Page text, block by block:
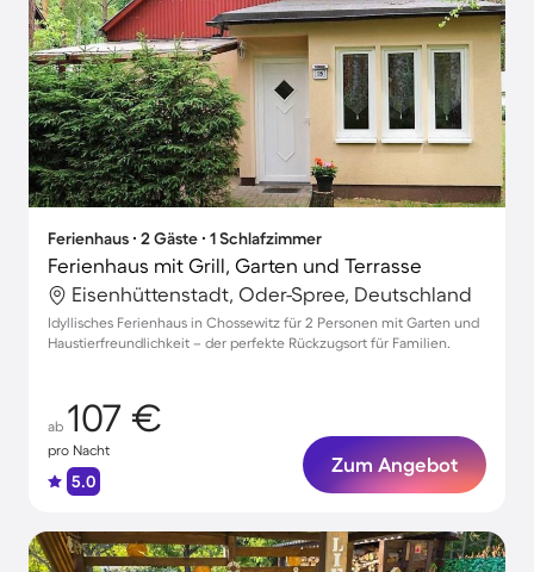
Ferienhaus ∙ 2 Gäste ∙ 1 Schlafzimmer
Ferienhaus mit Grill, Garten und Terrasse
Eisenhüttenstadt, Oder-Spree, Deutschland
Idyllisches Ferienhaus in Chossewitz für 2 Personen mit Garten und
Haustierfreundlichkeit – der perfekte Rückzugsort für Familien.
ab 107 €
pro Nacht
5.0
Zum Angebot